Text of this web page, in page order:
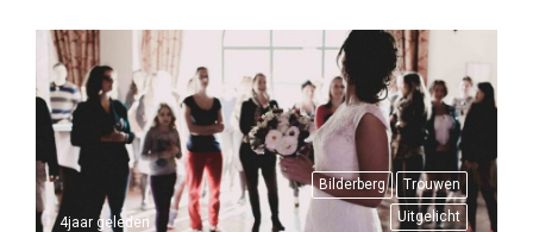
Bilderberg
Trouwen
Uitgelicht
4jaar geleden